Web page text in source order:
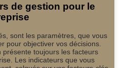
de gestion pour le
sont les paramètres, que vous
pour objectiver vos décisions.
présente toujours les facteurs
Les indicateurs que vous